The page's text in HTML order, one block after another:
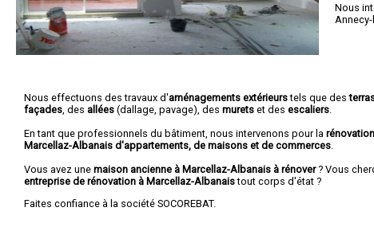
Nous
Nous effectuons des travaux d'aménagements extérieurstels que des
façades , des allées (dallage, pavage), des murets et des escaliers
En tant que professionnels du bâtiment, nous intervenons pour la
Marcellaz-Albanais d'appartements, de maisons et de commerces
Vous avez une maison ancienne à Marcellaz-Albanais à rénover? Vous
entreprise de rénovation à Marcellaz-Albanaistout corps d'état ?
Faites confiance à la société SOCOREBAT.